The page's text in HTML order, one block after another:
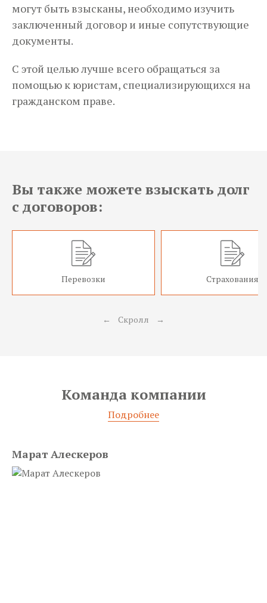
могут быть взысканы, необходимо изучить
заключенный договор и иные сопутствующие
документы.
С этой целью лучше всего обращаться за
помощью к юристам, специализирующихся на
гражданском праве.
Вы также можете взыскать долг
с договоров:
Перевозки Страхования
← Скролл →
Командакомпании
Подробнее
Марат Алескеров